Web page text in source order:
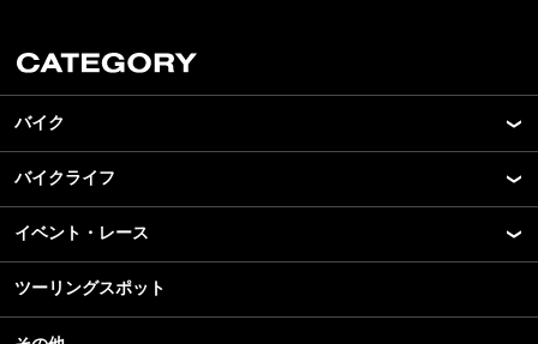
バイク
New Model Show
モデル情報
カスタマイズパーツ
テクノロジー
名車・旧車
バイクライフ
アプリ
ライディングギア
ツーリング
イベント・レース
モータースポーツ
イベント
ツーリングスポット